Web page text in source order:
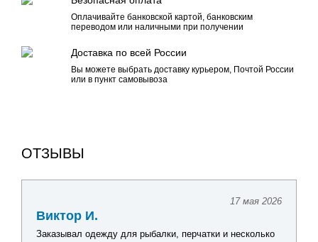
Оплачивайте банковской картой, банковским
переводом или наличными при получении
Доставка по всей России
Вы можете выбрать доставку курьером, Почтой России
или в пункт самовывоза
ОТЗЫВЫ
17 мая 2026
Виктор И.
Заказывал одежду для рыбалки, перчатки и несколько